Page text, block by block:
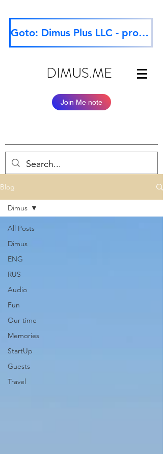
Goto: Dimus Plus LLC - professional website
DIMUS.ME
Join Me note
Blog
All Posts
Dimus
ENG
RUS
Audio
Fun
Our time
Memories
StartUp
Guests
Travel
Dimus